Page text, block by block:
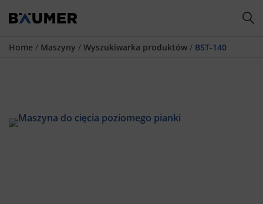
Home / Maszyny / Wyszukiwarka produktów / BST-140